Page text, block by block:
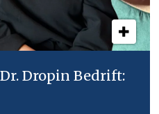
Dropin Bedrift: